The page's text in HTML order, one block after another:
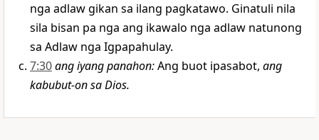
nga adlaw gikan sa ilang pagkatawo. Ginatuli nila
sila bisan pa nga ang ikawalo nga adlaw natunong
sa Adlaw nga Igpapahulay.
7:30ang iyang panahon:Ang buot ipasabot, ang
kabubut-on sa Dios.